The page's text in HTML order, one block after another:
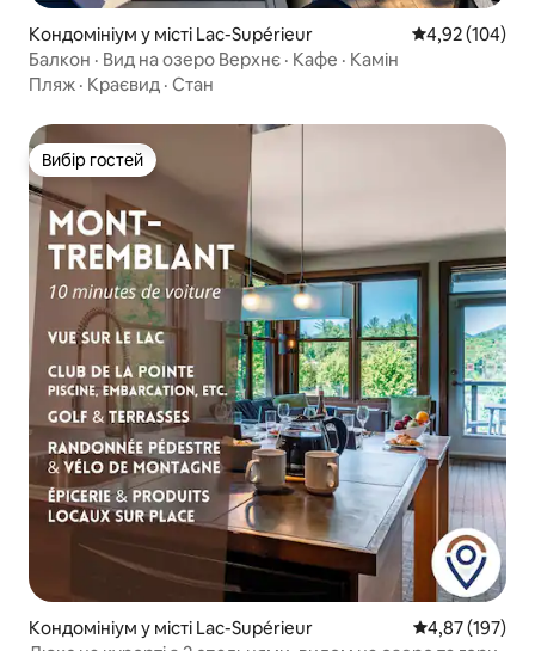
Кондомініум у місті Lac-Supérieur Середня
4,92 (104)
Балкон · Вид на озеро Верхнє · Кафе · Камін
Пляж · Краєвид · Стан
Вибір гостей
Вибір гостей
Кондомініум у місті Lac-Supérieur Середня
4,87 (197)